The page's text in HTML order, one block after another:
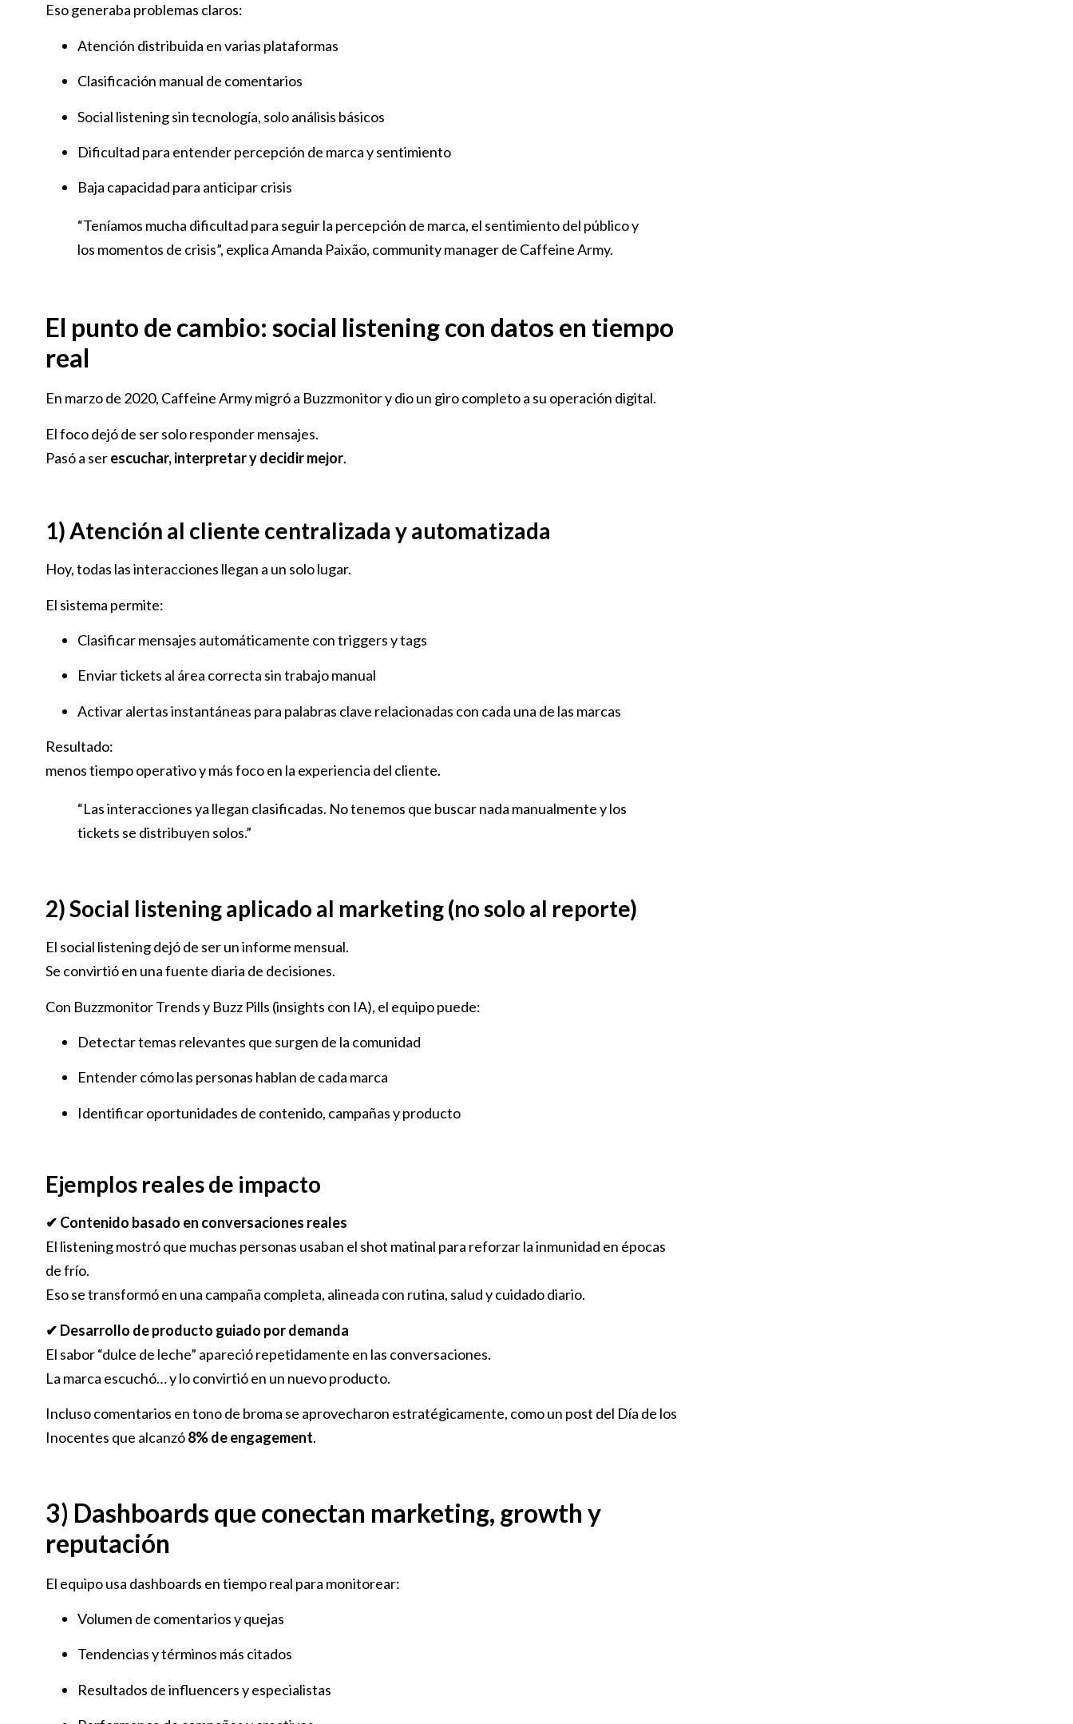
Eso generaba problemas claros:
Atención distribuida en varias plataformas
Clasificación manual de comentarios
Social listening sin tecnología, solo análisis básicos
Dificultad para entender percepción de marca y sentimiento
Baja capacidad para anticipar crisis
“Teníamos mucha dificultad para seguir la percepción de marca, el sentimiento del público y
los momentos de crisis”, explica Amanda Paixão, community manager de Caffeine Army.
El punto de cambio: social listening con datos en tiempo
real
En marzo de 2020, Caffeine Army migró a Buzzmonitor y dio un giro completo a su operación digital.
El foco dejó de ser solo responder mensajes.
Pasó a serescuchar, interpretar y decidir mejor.
1) Atención al cliente centralizada y automatizada
Hoy, todas las interacciones llegan a un solo lugar.
El sistema permite:
Clasificar mensajes automáticamente con triggers y tags
Enviar tickets al área correcta sin trabajo manual
Activar alertas instantáneas para palabras clave relacionadas con cada una de las marcas
Resultado:
menos tiempo operativo y más foco en la experiencia del cliente.
“Las interacciones ya llegan clasificadas. No tenemos que buscar nada manualmente y los
tickets se distribuyen solos.”
2) Social listening aplicado al marketing (no solo al reporte)
El social listening dejó de ser un informe mensual.
Se convirtió en una fuente diaria de decisiones.
Con Buzzmonitor Trends y Buzz Pills (insights con IA), el equipo puede:
Detectar temas relevantes que surgen de la comunidad
Entender cómo las personas hablan de cada marca
Identificar oportunidades de contenido, campañas y producto
Ejemplos reales de impacto
✔ Contenido basado en conversaciones reales
El listening mostró que muchas personas usaban el shot matinal para reforzar la inmunidad en épocas
de frío.
Eso se transformó en una campaña completa, alineada con rutina, salud y cuidado diario.
✔ Desarrollo de producto guiado por demanda
El sabor “dulce de leche” apareció repetidamente en las conversaciones.
La marca escuchó… y lo convirtió en un nuevo producto.
Incluso comentarios en tono de broma se aprovecharon estratégicamente, como un post del Día de los
Inocentes que alcanzó8% de engagement.
3) Dashboards que conectan marketing, growth y
reputación
El equipo usa dashboards en tiempo real para monitorear:
Volumen de comentarios y quejas
Tendencias y términos más citados
Resultados de influencers y especialistas